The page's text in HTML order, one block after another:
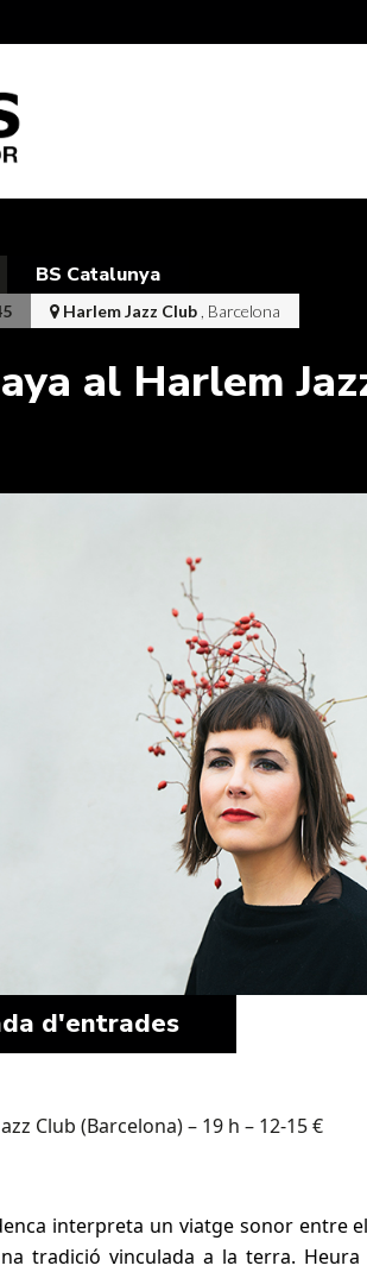
BS Catalunya
Harlem Jazz Club , Barcelona
al Harlem
d'entrades
Club (Barcelona) – 19 h – 12-15 €
interpreta un viatge sonor entre
tradició vinculada a la terra. Heura